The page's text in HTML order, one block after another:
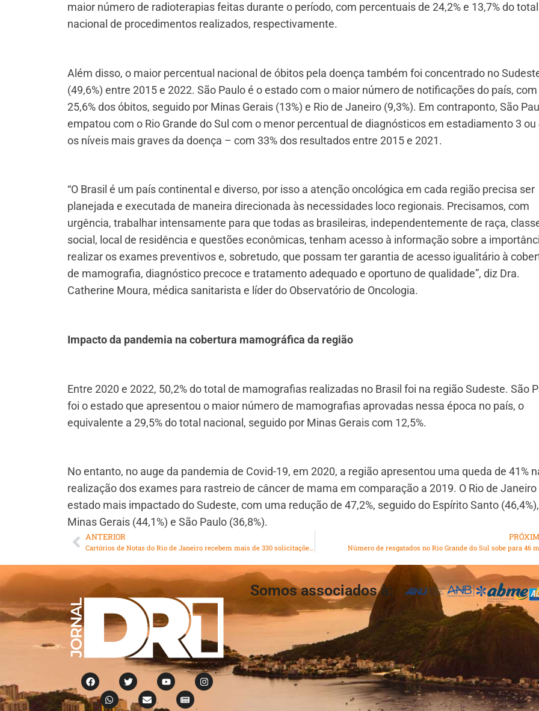
maior número de radioterapias feitas durante o período, com percentuais de 24,2% e 13,7% do total
nacional de procedimentos realizados, respectivamente.
Além disso, o maior percentual nacional de óbitos pela doença também foi concentrado no
(49,6%) entre 2015 e 2022. São Paulo é o estado com o maior número de notificações do país, com
25,6% dos óbitos, seguido por Minas Gerais (13%) e Rio de Janeiro (9,3%). Em contraponto, São
empatou com o Rio Grande do Sul com o menor percentual de diagnósticos em estadiamento 3 ou
os níveis mais graves da doença – com 33% dos resultados entre 2015 e 2021.
“O Brasil é um país continental e diverso, por isso a atenção oncológica em cada região precisa ser
planejada e executada de maneira direcionada às necessidades loco regionais. Precisamos, com
urgência, trabalhar intensamente para que todas as brasileiras, independentemente de raça,
social, local de residência e questões econômicas, tenham acesso à informação sobre a
realizar os exames preventivos e, sobretudo, que possam ter garantia de acesso igualitário à
de mamografia, diagnóstico precoce e tratamento adequado e oportuno de qualidade”, diz Dra.
Catherine Moura, médica sanitarista e líder do Observatório de Oncologia.
Impacto da pandemia na cobertura mamográfica da região
Entre 2020 e 2022, 50,2% do total de mamografias realizadas no Brasil foi na região Sudeste. São
foi o estado que apresentou o maior número de mamografias aprovadas nessa época no país, o
equivalente a 29,5% do total nacional, seguido por Minas Gerais com 12,5%.
No entanto, no auge da pandemia de Covid-19, em 2020, a região apresentou uma queda de 41%
realização dos exames para rastreio de câncer de mama em comparação a 2019. O Rio de Janeiro
estado mais impactado do Sudeste, com uma redução de 47,2%, seguido do Espírito Santo (46,4%),
Minas Gerais (44,1%) e São Paulo (36,8%).
ANTERIOR
Cartórios de Notas do Rio de Janeiro recebem mais de 330 solicitações para doação de órgãos em 30 dias de AEDO Número de resgatados no Rio Grande do Sul sobe para 46
Somos associados à: